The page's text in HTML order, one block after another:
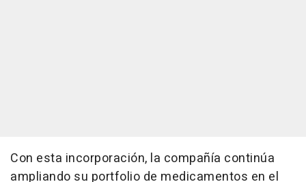
Con esta incorporación, la compañía continúa
ampliando su portfolio de medicamentos en el